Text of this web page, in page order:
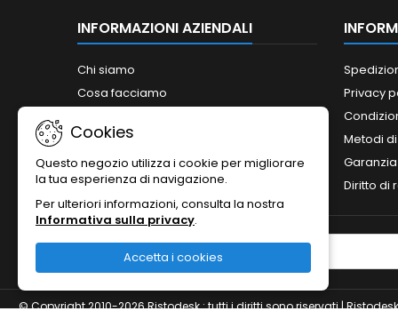
INFORMAZIONI AZIENDALI
Chi siamo
Cosa facciamo
Siamo abilitati ai bandi del MePA!
Orari
Contattaci
Privacy
Metodi
Garanzia
Diritto di
Cookies
Questo negozio utilizza i cookie per migliorare
la tua esperienza di navigazione.
Per ulteriori informazioni, consulta la nostra
Informativa sulla privacy.
Accetta i cookies
NEWSLETTER
© Copyright 2010-2026 Ristodesk : tutti i diritti sono riservati | Ristodesk